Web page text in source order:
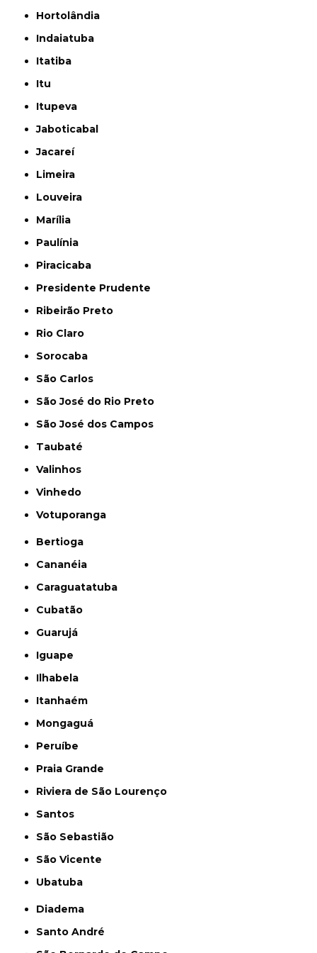
Hortolândia
Indaiatuba
Itatiba
Itu
Itupeva
Jaboticabal
Jacareí
Limeira
Louveira
Marília
Paulínia
Piracicaba
Presidente Prudente
Ribeirão Preto
Rio Claro
Sorocaba
São Carlos
São José do Rio Preto
São José dos Campos
Taubaté
Valinhos
Vinhedo
Votuporanga
Bertioga
Cananéia
Caraguatatuba
Cubatão
Guarujá
Iguape
Ilhabela
Itanhaém
Mongaguá
Peruíbe
Praia Grande
Riviera de São Lourenço
Santos
São Sebastião
São Vicente
Ubatuba
Diadema
Santo André